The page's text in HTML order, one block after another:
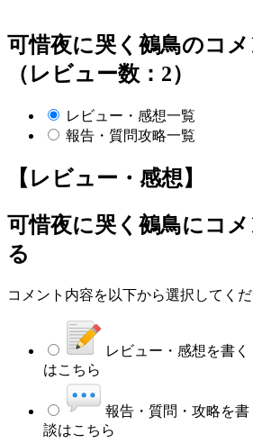
可惜夜に哭く鵺鳥のコ
（レビュー数：2）
レビュー・感想一覧
報告・質問攻略一覧
【レビュー・感想】
可惜夜に哭く鵺鳥にコ
る
コメント内容を以下から選択してく
レビュー・感想を書く
はこちら
報告・質問・攻略を書
談はこちら